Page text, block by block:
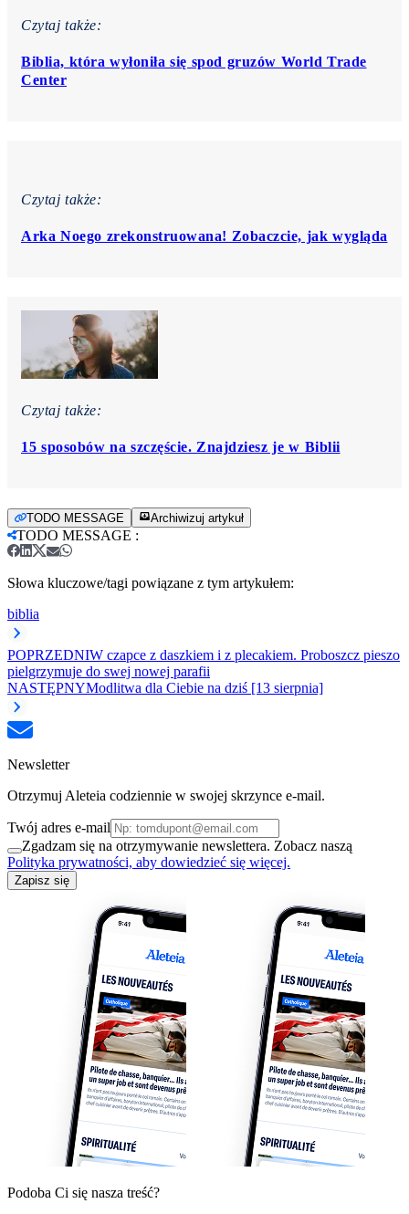
Czytaj także:
Biblia, która wyłoniła się spod gruzów World Trade
Center
Czytaj także:
Arka Noego zrekonstruowana! Zobaczcie, jak wygląda
Czytaj także:
15 sposobów na szczęście. Znajdziesz je w Biblii
TODO MESSAGE Archiwizuj artykuł
TODO MESSAGE :
Słowa kluczowe/tagi powiązane z tym artykułem:
biblia
POPRZEDNIW czapce z daszkiem i z plecakiem. Proboszcz pieszo
pielgrzymuje do swej nowej parafii
NASTĘPNYModlitwa dla Ciebie na dziś [13 sierpnia]
Newsletter
Otrzymuj Aleteia codziennie w swojej skrzynce e-mail.
Twój adres e-mail
Zgadzam się na otrzymywanie newslettera. Zobacz naszą
Polityka prywatności, aby dowiedzieć się więcej.
Zapisz się
Podoba Ci się nasza treść?